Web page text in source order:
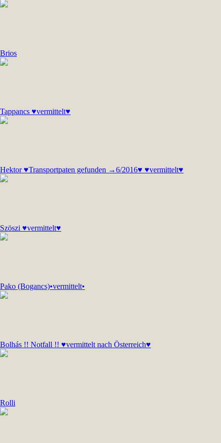
Brios
Tappancs ♥vermittelt♥
Hektor ♥Transportpaten gefunden →6/2016♥ ♥vermittelt♥
Szöszi ♥vermittelt♥
Pako (Bogancs)•vermittelt•
Bolhás !! Notfall !! ♥vermittelt nach Österreich♥
Rolli